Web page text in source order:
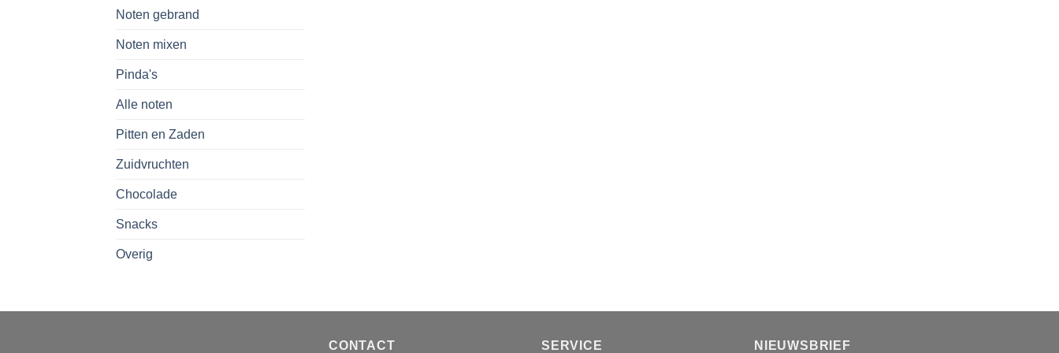
Noten gebrand
Noten mixen
Pinda's
Alle noten
Pitten en Zaden
Zuidvruchten
Chocolade
Snacks
Overig
CONTACT SERVICE NIEUWSBRIEF